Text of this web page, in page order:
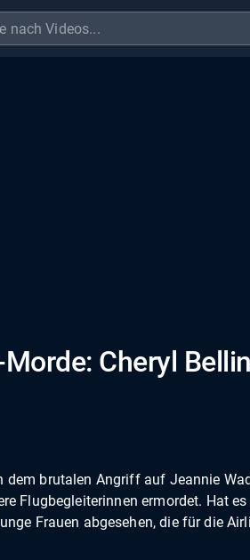
Cheryl
dem brutalen Angriff auf Jeannie
Flugbegleiterinnen ermordet. Hat
Frauen abgesehen, die für die